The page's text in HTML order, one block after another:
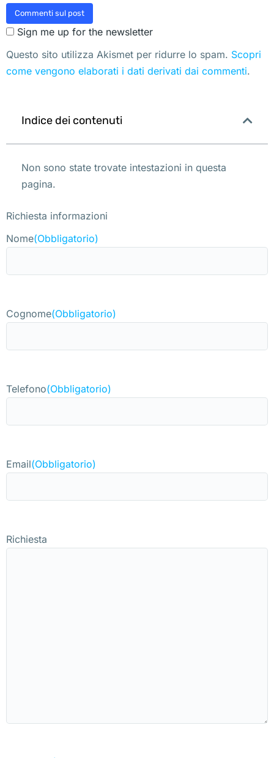
Commenti sul post
Sign me up for the newsletter
Questo sito utilizza Akismet per ridurre lo spam. Scopri
come vengono elaborati i dati derivati dai commenti.
Indice dei contenuti
Non sono state trovate intestazioni in questa
pagina.
Richiesta informazioni
Nome(Obbligatorio)
Cognome(Obbligatorio)
Telefono(Obbligatorio)
Email(Obbligatorio)
Richiesta